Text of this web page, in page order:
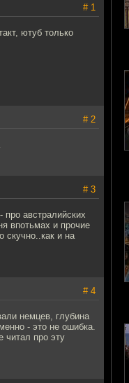
# 1
ютуб только
# 2
# 3
австралийских
впотьмах и прочие
скучно..как и на
# 4
немцев, глубина
- это не ошибка.
читал про эту